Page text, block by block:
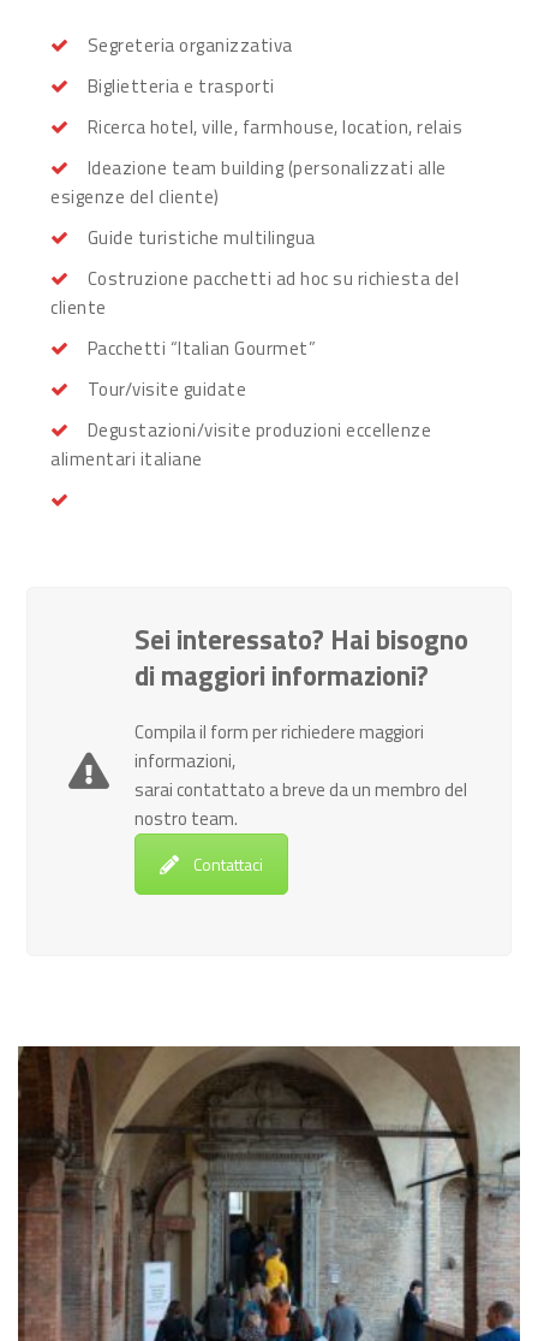
Segreteria organizzativa
Biglietteria e trasporti
Ricerca hotel, ville, farmhouse, location, relais
Ideazione team building (personalizzati alle
esigenze del cliente)
Guide turistiche multilingua
Costruzione pacchetti ad hoc su richiesta del
cliente
Pacchetti “Italian Gourmet”
Tour/visite guidate
Degustazioni/visite produzioni eccellenze
alimentari italiane
Sei interessato? Hai bisogno
di maggiori informazioni?
Compila il form per richiedere maggiori
informazioni,
sarai contattato a breve da un membro del
nostro team.
Contattaci